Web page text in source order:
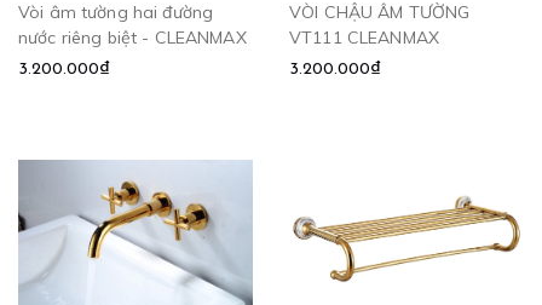
Vòi âm tường hai đường
nước riêng biệt - CLEANMAX
3.200.000₫
VÒI CHẬU ÂM TƯỜNG
VT111 CLEANMAX
3.200.000₫